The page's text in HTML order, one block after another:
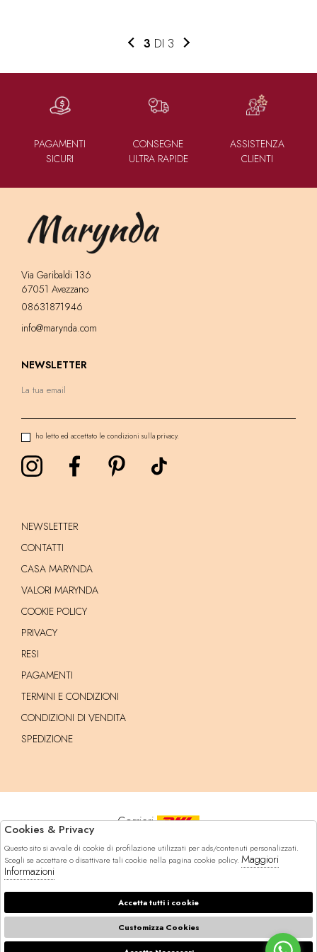
3 DI 3
PAGAMENTI
SICURI
CONSEGNE
ULTRA RAPIDE
ASSISTENZA
CLIENTI
Via Garibaldi 136
67051 Avezzano
08631871946
info@marynda.com
NEWSLETTER
ho letto ed accettato le condizioni sulla privacy.
NEWSLETTER
CONTATTI
CASA MARYNDA
VALORI MARYNDA
COOKIE POLICY
PRIVACY
RESI
PAGAMENTI
TERMINI E CONDIZIONI
CONDIZIONI DI VENDITA
SPEDIZIONE
© 2026 Marynda - P.iva : 14629471005 Powered by
Atelier
società
Corrieri
Pagamenti
Cookies & Privacy
Questo sito si avvale di cookie di profilazione utilizzati per ads/contenuti personalizzati.
Scegli se accettare o disattivare tali cookie nella pagina cookie policy. Maggiori
Informazioni
Accetta tutti i cookie
Customizza Cookies